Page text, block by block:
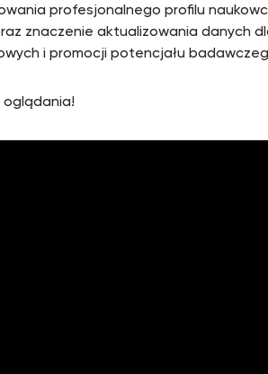
profesjonalnego profilu
znaczenie aktualizowania danych
i promocji potencjału
oglądania!